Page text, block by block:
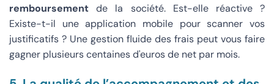
remboursement de la société. Est-elle réactive ?
Existe-t-il une application mobile pour scanner vos
justificatifs ? Une gestion fluide des frais peut vous faire
gagner plusieurs centaines d'euros de net par mois.